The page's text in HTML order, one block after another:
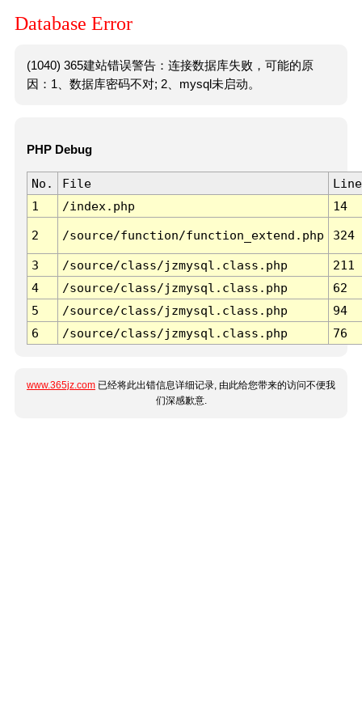
Database Error
(1040) 365建站错误警告：连接数据库失败，可能的原
因：1、数据库密码不对; 2、mysql未启动。
PHP Debug
No. File
Line
1
/index.php 14
2 /source/function/function_extend.php 324
3 /source/class/jzmysql.class.php
211
4
/source/class/jzmysql.class.php
62
5
/source/class/jzmysql.class.php
94
6
/source/class/jzmysql.class.php 76
www.365jz.com 已经将此出错信息详细记录, 由此给您带来的访问不便我
们深感歉意.